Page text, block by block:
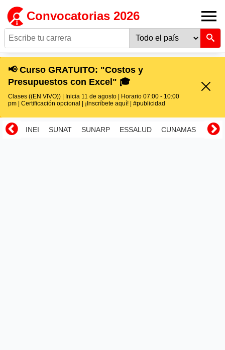
Convocatorias 2026
📢 Curso GRATUITO: "Costos y
Presupuestos con Excel" 🎓
Clases ((EN VIVO)) | Inicia 11 de agosto | Horario 07:00 - 10:00
pm | Certificación opcional | ¡Inscríbete aquí! | #publicidad
INEI SUNAT SUNARP ESSALUD CUNAMAS